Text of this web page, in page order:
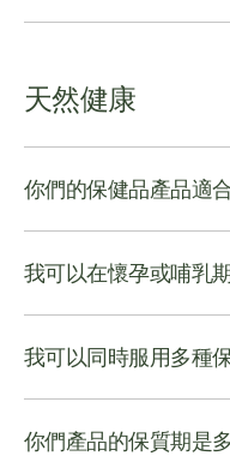
天然健康
你們的保健品產品適
我可以在懷孕或哺乳
我可以同時服用多種
你們產品的保質期是